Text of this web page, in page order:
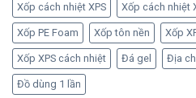
Xốp cách nhiệt XPS Xốp cách nhiệt
Xốp PE Foam Xốp tôn nền Xốp
Xốp XPS cách nhiệt Đá gel Địa
Đồ dùng 1 lần